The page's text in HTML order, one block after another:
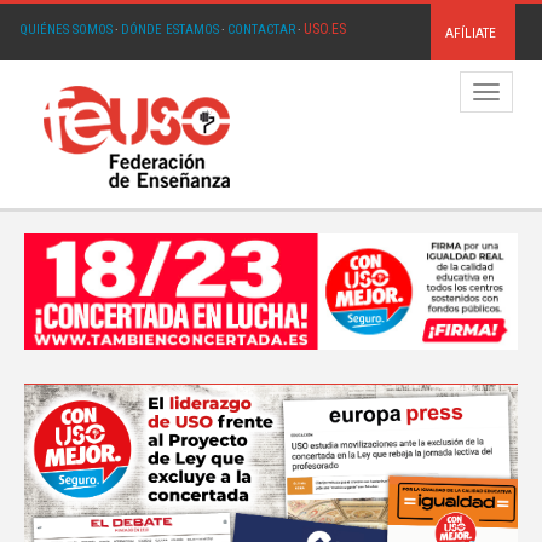
QUIÉNES SOMOS· DÓNDE ESTAMOS· CONTACTAR· USO.ES AFÍLIATE
Menú